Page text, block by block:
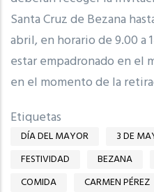
Santa Cruz de Bezana
abril, en horario de 9.00 a
estar empadronado en el
en el momento de la
Etiquetas
DÍA DEL MAYOR 3 DE
FESTIVIDAD
BEZANA
COMIDA
CARMEN PÉREZ